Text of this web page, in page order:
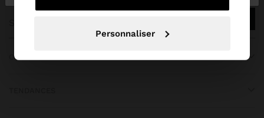
Personnaliser
OBTENIR DE L’AIDE